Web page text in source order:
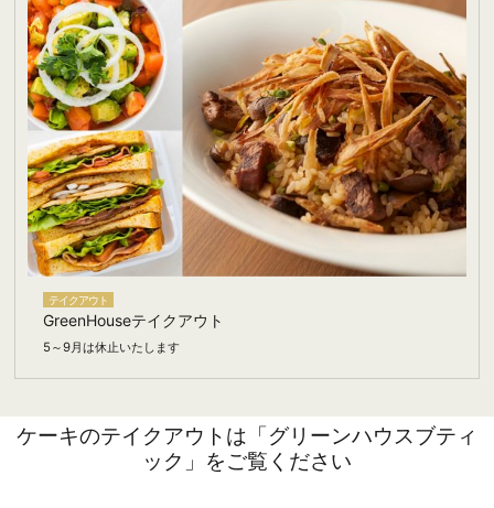
テイクアウト
GreenHouseテイクアウト
5～9月は休止いたします
ケーキのテイクアウトは「グリーンハウスブティ
ック」をご覧ください